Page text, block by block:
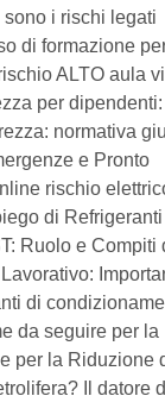
i rischi legati
di formazione
ALTO aula
per dipendenti:
normativa
e Pronto
rischio
di Refrigeranti
Ruolo e Compiti
di
da seguire per la
per la Riduzione
Il datore